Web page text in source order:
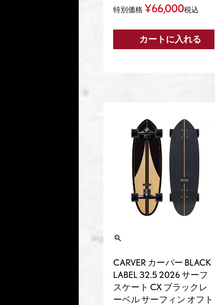
特別価格 ¥66,000税込
カートに入れる
CARVER カーバー BLACK
LABEL 32.5 2026 サーフ
スケート CX ブラックレ
ーベル サーフィン オフト